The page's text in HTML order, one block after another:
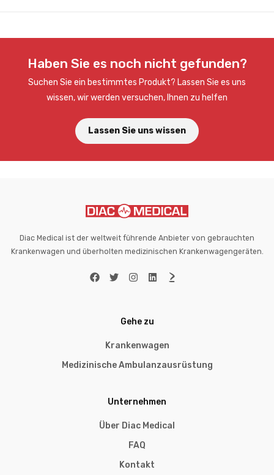
Haben Sie es noch nicht gefunden?
Suchen Sie ein bestimmtes Produkt? Lassen Sie es uns
wissen, wir werden versuchen, Ihnen zu helfen
Lassen Sie uns wissen
Diac Medical ist der weltweit führende Anbieter von gebrauchten
Krankenwagen und überholten medizinischen Krankenwagengeräten.
Gehe zu
Krankenwagen
Medizinische Ambulanzausrüstung
Unternehmen
Über Diac Medical
FAQ
Kontakt